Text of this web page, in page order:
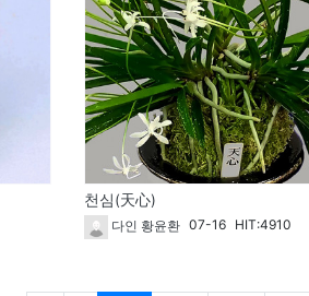
천심(天心)
다인 황윤환 07-16 HIT:4910